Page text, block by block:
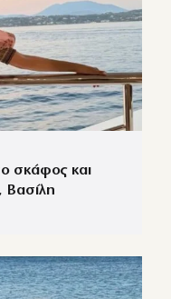
σκάφος και
Βασίλη